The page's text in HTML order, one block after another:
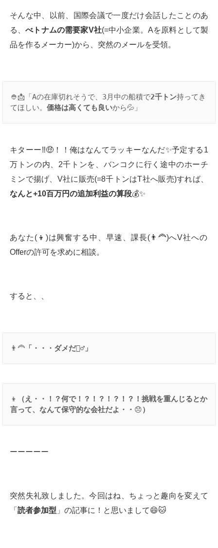
そんな中、以前、国際会議で一度だけ会話したことのあ
る、べトナムの需要家V社(=中小企業。Aを原料として製
品を作るメーカー)から、突然のメールを受領。
👲📩「Aの在庫切れそうで、3月中の船積で2千トン持ってき
てほしい。 価格は高くても良いから💦」
キターー‼️🤑！！俺はなんてラッキーなんだ✨予定する1
万トンの内、2千トンを、バンコクに行く途中のホーチ
ミンで揚げ、V社に販売(=8千トンはT社へ販売)すれば、
なんと+10百万円の追加利益の算段💰✨
あなた(👦)は興奮する中、早速、課長(👨‍🦰)へV社への
Offerの許可を求めに相談。
すると、、
👨‍🦰 「・・・ダメだ🙅‍♂️ 」
👦
（え・・！？何で！？！？！？！？！挑戦を重んじるとか
言って、なんて保守的な会社だよ・・ 😞）
ーーーーー
突然失礼致しました。今回はね、ちょっと趣向を変えて
「 読者参加型 」の記事に！と思いまして😄🐱